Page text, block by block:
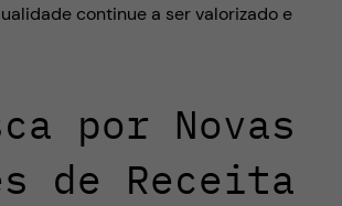
continue a ser valorizado e
por Novas
de Receita